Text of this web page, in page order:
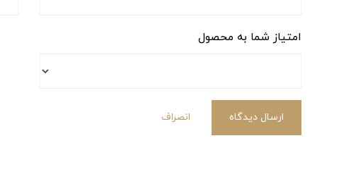
امتیاز شما به محصول
ارسال دیدگاه انصراف